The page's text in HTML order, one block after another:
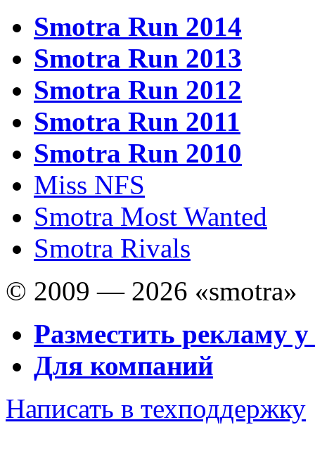
Smotra Run 2014
Smotra Run 2013
Smotra Run 2012
Smotra Run 2011
Smotra Run 2010
Miss NFS
Smotra Most Wanted
Smotra Rivals
© 2009 — 2026 «smotra»
Разместить рекламу у
Для компаний
Написать в техподдержку